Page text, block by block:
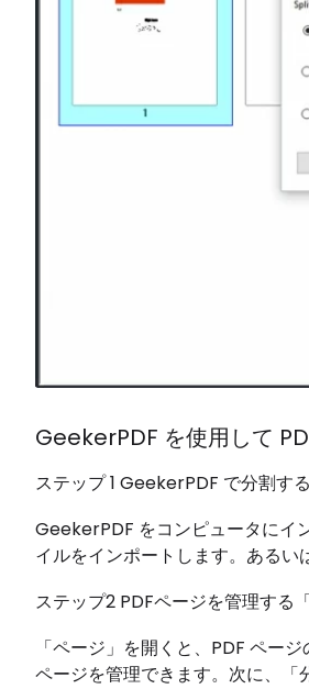
GeekerPDF を使用して
ステップ 1 GeekerPDF で分割す
GeekerPDF をコンピュータにイ
イルをインポートします。あるい
ステップ2 PDFページを管理する
「ページ」を開くと、PDF ペー
ページを管理できます。次に、「